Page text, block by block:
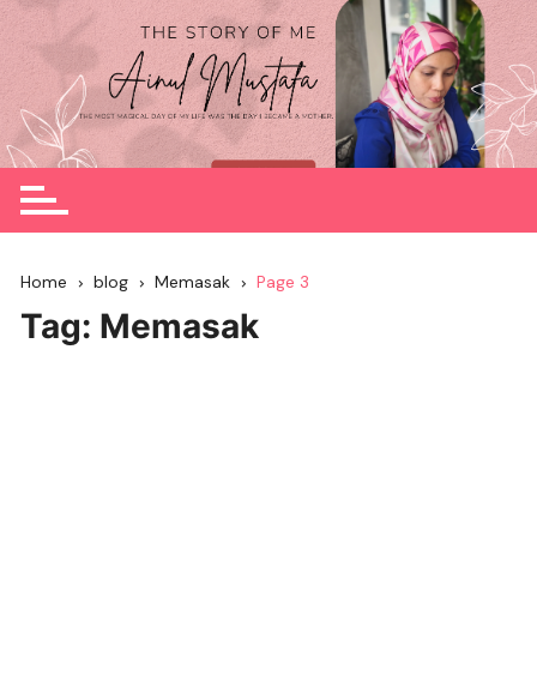
Skip
to
content
Home blog Memasak Page 3
Tag: Memasak